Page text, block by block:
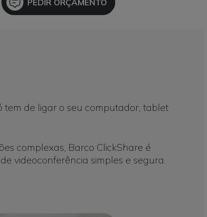
tem de ligar o seu computador, tablet
complexas, Barco ClickShare é
videoconferência simples e segura.